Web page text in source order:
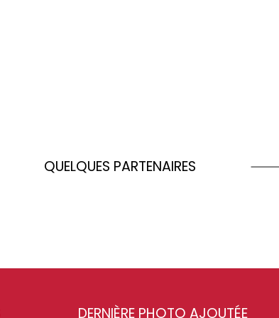
QUELQUES PARTENAIRES
DERNIÈRE PHOTO AJOUTÉE